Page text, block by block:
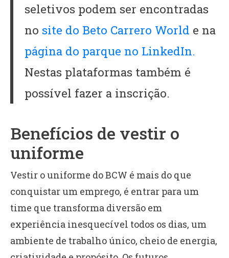
seletivos podem ser encontradas
no site do Beto Carrero World e na
página do parque no LinkedIn.
Nestas plataformas também é
possível fazer a inscrição.
Benefícios de vestir o
uniforme
Vestir o uniforme do BCW é mais do que
conquistar um emprego, é entrar para um
time que transforma diversão em
experiência inesquecível todos os dias, um
ambiente de trabalho único, cheio de energia,